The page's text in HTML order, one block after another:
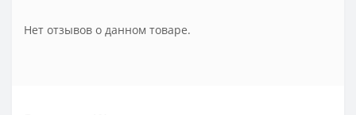
Нет отзывов о данном товаре.